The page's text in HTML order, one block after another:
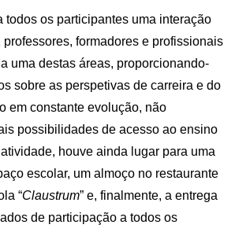
todos os participantes uma interação
professores, formadores e profissionais
uma destas áreas, proporcionando-
sobre as perspetivas de carreira e do
em constante evolução, não
possibilidades de acesso ao ensino
houve ainda lugar para uma
escolar, um almoço no restaurante
“Claustrum” e, finalmente, a entrega
de participação a todos os